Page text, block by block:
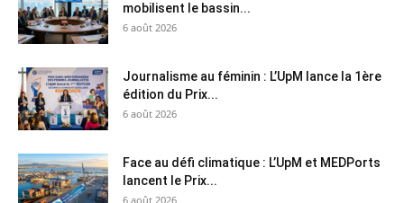
mobilisent le bassin...
6 août 2026
Journalisme au féminin : L’UpM lance la 1ère
édition du Prix...
6 août 2026
Face au défi climatique : L’UpM et MEDPorts
lancent le Prix...
6 août 2026